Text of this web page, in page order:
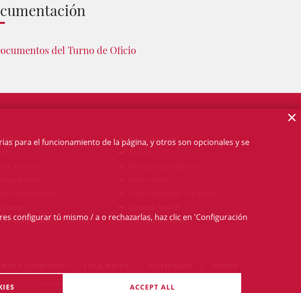
del Turno de Oficio
(Young Advocacy Group)
Intercollegiate
Configure cookies
de Barcelona. All rigths reserved
para el funcionamiento de la página, y otros son opcionales y se
configurar tú mismo / a o rechazarlas, haz clic en 'Configuración
ACCEPT ALL
×